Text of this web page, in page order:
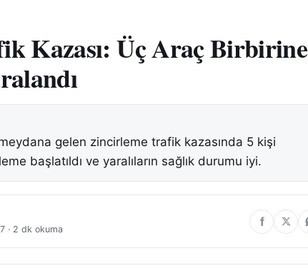
Kazası: Üç Araç Birbirine
gelen zincirleme trafik kazasında 5 kişi
başlatıldı ve yaralıların sağlık durumu iyi.
· 2 dk okuma